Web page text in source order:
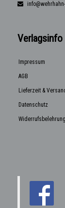
Verlagsinfo
Impressum
AGB
Lieferzeit &
Datenschutz
Widerrufsbelehrung